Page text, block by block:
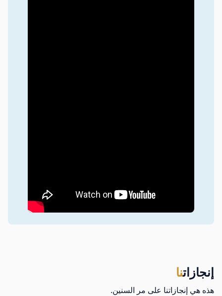
إنجازاتنا
هذه هي إنجازاتنا على مر السنين.